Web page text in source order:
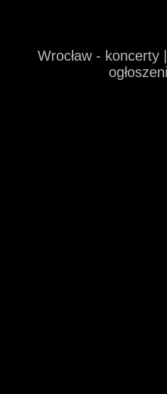
Wrocław - koncerty